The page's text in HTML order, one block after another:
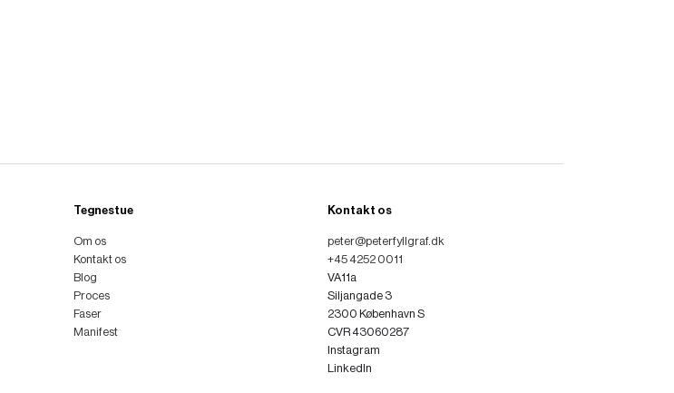
Tegnestue
Om os
Kontakt os
Blog
Proces
Faser
Manifest
Kontakt os
peter@peterfyllgraf.dk
+45 4252 0011
VA11a
Siljangade 3
2300 København S
CVR 43060287
Instagram
LinkedIn